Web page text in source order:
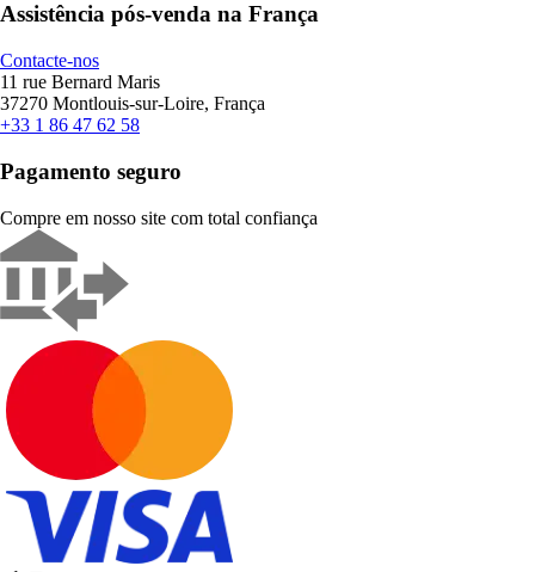
Assistência pós-venda na França
Contacte-nos
11 rue Bernard Maris
37270 Montlouis-sur-Loire, França
+33 1 86 47 62 58
Pagamento seguro
Compre em nosso site com total confiança